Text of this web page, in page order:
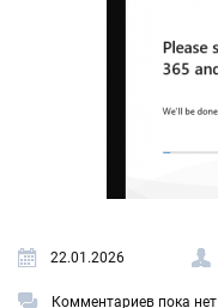
22.01.2026
Комментариев пока нет